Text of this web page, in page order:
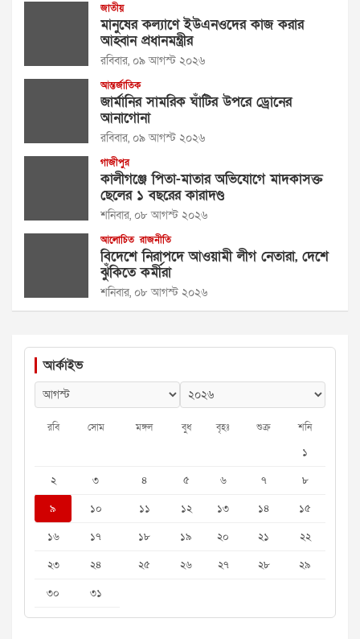
জাতীয়
মানুষের কল্যাণে ইউএনওদের কাজ করার
আহ্বান প্রধানমন্ত্রীর
রবিবার, ০৯ আগস্ট ২০২৬
আন্তর্জাতিক
জার্মানির সামরিক ঘাঁটির উপরে ড্রোনের
আনাগোনা
রবিবার, ০৯ আগস্ট ২০২৬
গাজীপুর
কালীগঞ্জে পিতা-মাতার অভিযোগে মাদকাসক্ত
ছেলের ১ বছরের কারাদণ্ড
শনিবার, ০৮ আগস্ট ২০২৬
আলোচিত রাজনীতি
বিদেশে নিরাপদে আওয়ামী লীগ নেতারা, দেশে
ঝুঁকিতে কর্মীরা
শনিবার, ০৮ আগস্ট ২০২৬
আর্কাইভ
রবি সোম মঙ্গল বুধ বৃহঃ শুক্র শনি
১
২
৩ ৪ ৫ ৬ ৭
৮
৯
১০ ১১ ১২ ১৩ ১৪
১৫
১৬
১৭ ১৮ ১৯ ২০ ২১
২২
২৩
২৪ ২৫ ২৬ ২৭ ২৮
২৯
৩০
৩১